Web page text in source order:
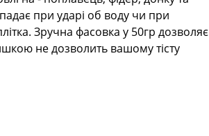
при ударі об воду чи при
Зручна фасовка у 50гр дозволяє
не дозволить вашому тісту